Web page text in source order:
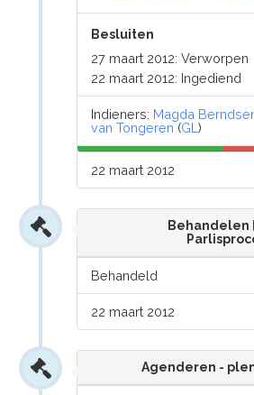
Besluiten
27 maart 2012: Verworpen
22 maart 2012: Ingediend
Indieners: Magda
van Tongeren (GL)
22 maart 2012
Behandelen
Behandeld
22 maart 2012
Agenderen -